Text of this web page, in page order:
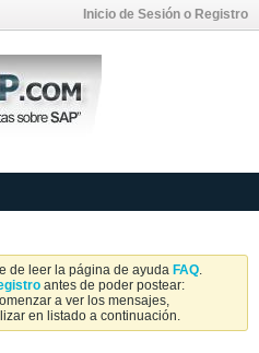
Inicio de Sesión o Registro
de leer la página de ayuda FAQ.
antes de poder postear:
a ver los mensajes,
en listado a continuación.